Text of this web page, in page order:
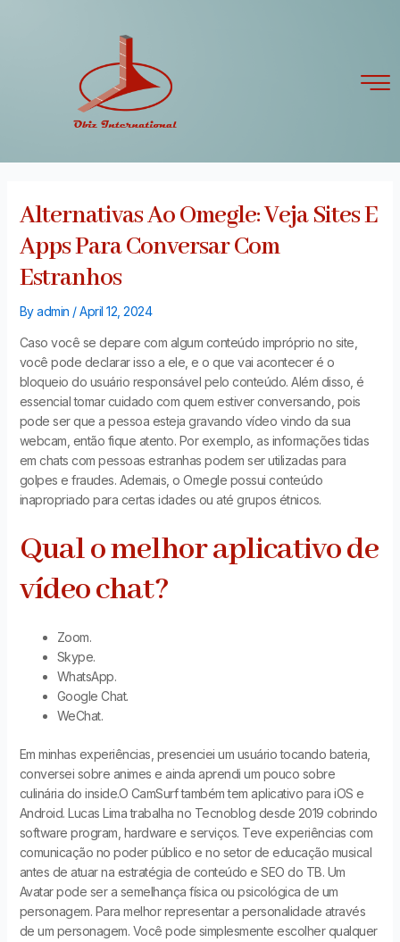
Alternativas Ao Omegle: Veja Sites E
Apps Para Conversar Com
Estranhos
Byadmin /April 12, 2024
Caso você se depare com algum conteúdo impróprio no site,
você pode declarar isso a ele, e o que vai acontecer é o
bloqueio do usuário responsável pelo conteúdo. Além disso, é
essencial tomar cuidado com quem estiver conversando, pois
pode ser que a pessoa esteja gravando vídeo vindo da sua
webcam, então fique atento. Por exemplo, as informações tidas
em chats com pessoas estranhas podem ser utilizadas para
golpes e fraudes. Ademais, o Omegle possui conteúdo
inapropriado para certas idades ou até grupos étnicos.
Qual o melhor aplicativo de
vídeo chat?
Zoom.
Skype.
WhatsApp.
Google Chat.
WeChat.
Em minhas experiências, presenciei um usuário tocando bateria,
conversei sobre animes e ainda aprendi um pouco sobre
culinária do inside.O CamSurf também tem aplicativo para iOS e
Android. Lucas Lima trabalha no Tecnoblog desde 2019 cobrindo
software program, hardware e serviços. Teve experiências com
comunicação no poder público e no setor de educação musical
antes de atuar na estratégia de conteúdo e SEO do TB. Um
Avatar pode ser a semelhança física ou psicológica de um
personagem. Para melhor representar a personalidade através
de um personagem. Você pode simplesmente escolher qualquer